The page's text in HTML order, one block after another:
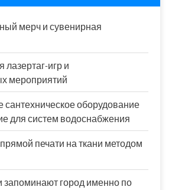
мерч и сувенирная
лазертаг-игр и
мероприятий
оборудование
для систем водоснабжения
печати на ткани методом
запоминают город именно по